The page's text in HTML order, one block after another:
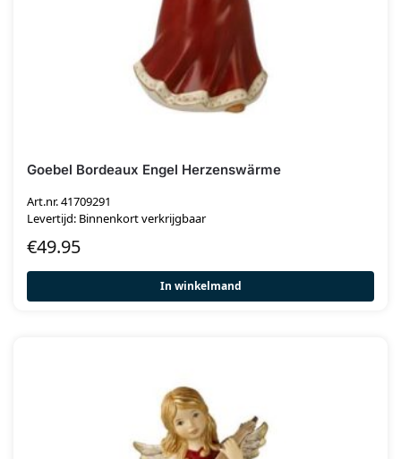
Goebel Bordeaux Engel Herzenswärme
Art.nr. 41709291
Levertijd: Binnenkort verkrijgbaar
€49.95
In winkelmand